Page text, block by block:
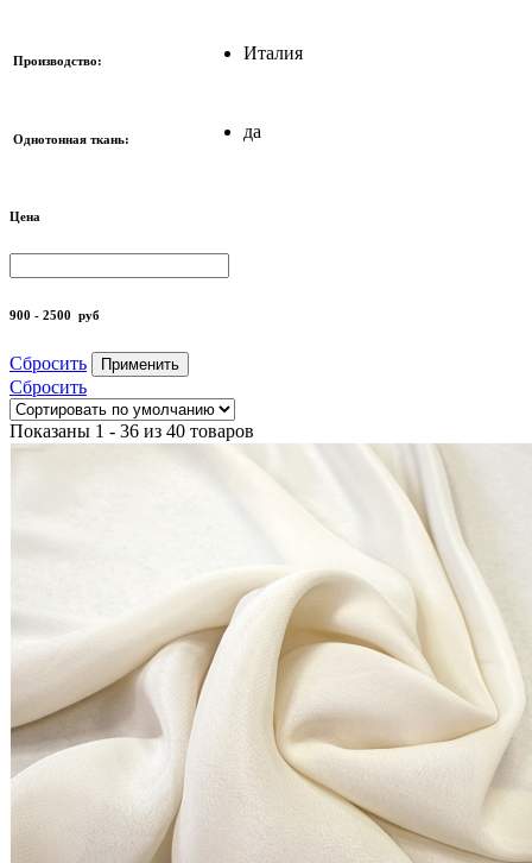
Производство: Италия
Однотонная ткань: да
Цена
900 - 2500 руб
Сбросить Применить
Сбросить
Показаны 1 - 36 из 40 товаров